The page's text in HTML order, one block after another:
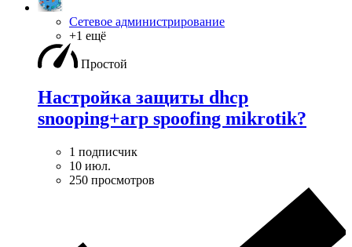
Сетевое администрирование
+1 ещё
Простой
Настройка защиты dhcp
snooping+arp spoofing mikrotik?
1 подписчик
10 июл.
250 просмотров